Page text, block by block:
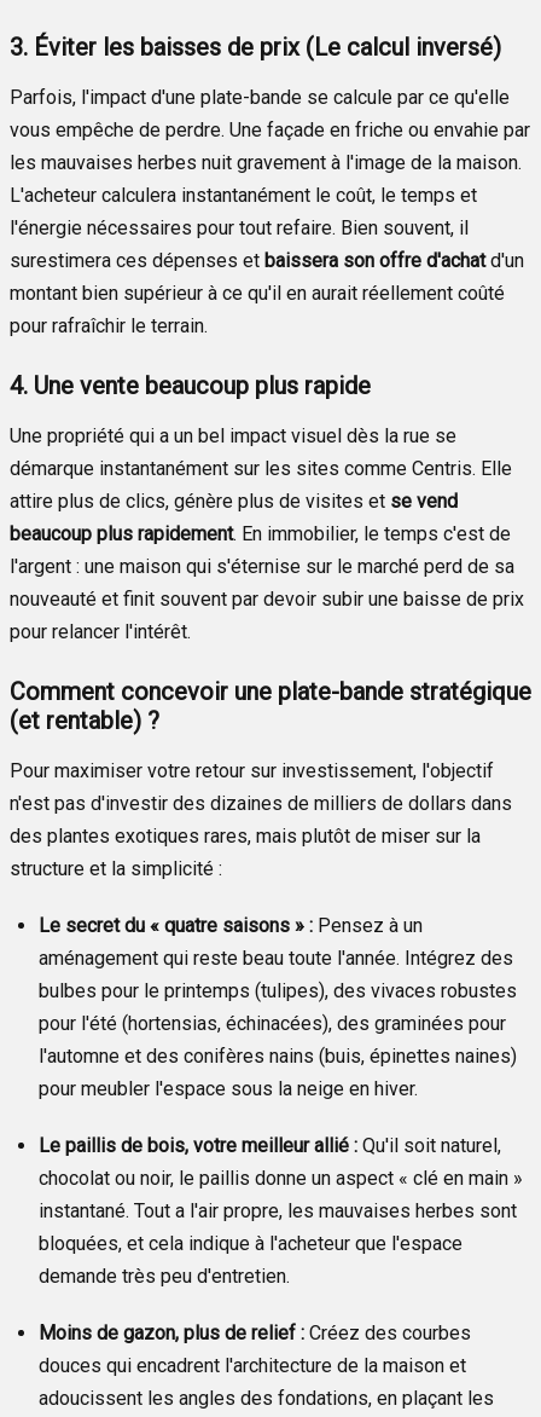
3. Éviter les baisses de prix (Le calcul inversé)
Parfois, l'impact d'une plate-bande se calcule par ce qu'elle
vous empêche de perdre. Une façade en friche ou envahie par
les mauvaises herbes nuit gravement à l'image de la maison.
L'acheteur calculera instantanément le coût, le temps et
l'énergie nécessaires pour tout refaire. Bien souvent, il
surestimera ces dépenses et baissera son offre d'achatd'un
montant bien supérieur à ce qu'il en aurait réellement coûté
pour rafraîchir le terrain.
4. Une vente beaucoup plus rapide
Une propriété qui a un bel impact visuel dès la rue se
démarque instantanément sur les sites comme Centris. Elle
attire plus de clics, génère plus de visites et se vend
beaucoup plus rapidement. En immobilier, le temps c'est de
l'argent : une maison qui s'éternise sur le marché perd de sa
nouveauté et finit souvent par devoir subir une baisse de prix
pour relancer l'intérêt.
Comment concevoir une plate-bande stratégique
(et rentable) ?
Pour maximiser votre retour sur investissement, l'objectif
n'est pas d'investir des dizaines de milliers de dollars dans
des plantes exotiques rares, mais plutôt de miser sur la
structure et la simplicité :
Le secret du « quatre saisons » : Pensez à un
aménagement qui reste beau toute l'année. Intégrez des
bulbes pour le printemps (tulipes), des vivaces robustes
pour l'été (hortensias, échinacées), des graminées pour
l'automne et des conifères nains (buis, épinettes naines)
pour meubler l'espace sous la neige en hiver.
Le paillis de bois, votre meilleur allié : Qu'il soit naturel,
chocolat ou noir, le paillis donne un aspect « clé en main »
instantané. Tout a l'air propre, les mauvaises herbes sont
bloquées, et cela indique à l'acheteur que l'espace
demande très peu d'entretien.
Moins de gazon, plus de relief : Créez des courbes
douces qui encadrent l'architecture de la maison et
adoucissent les angles des fondations, en plaçant les